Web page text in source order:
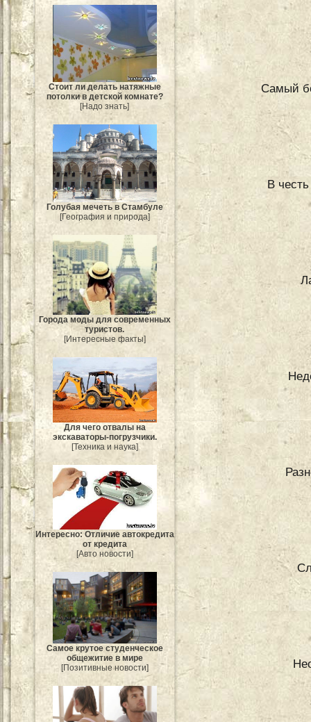
Стоит ли делать натяжные
потолки в детской комнате?
[Надо знать]
Голубая мечеть в Стамбуле
[География и природа]
Города моды для современных
туристов.
[Интересные факты]
Для чего отвалы на
экскаваторы-погрузчики.
[Техника и наука]
Интересно: Отличие автокредита
от кредита
[Авто новости]
Самое крутое студенческое
общежитие в мире
[Позитивные новости]
Самый
В